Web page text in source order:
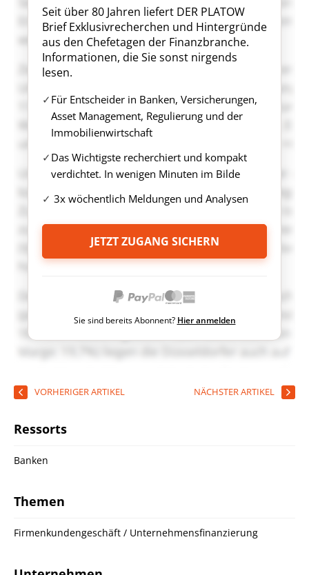
Seit über 80 Jahren liefert DER PLATOW
Brief Exklusivrecherchen und Hintergründe
aus den Chefetagen der Finanzbranche.
Informationen, die Sie sonst nirgends
lesen.
Für Entscheider in Banken, Versicherungen,
Asset Management, Regulierung und der
Immobilienwirtschaft
Das Wichtigste recherchiert und kompakt
verdichtet. In wenigen Minuten im Bilde
3x wöchentlich Meldungen und Analysen
JETZT ZUGANG SICHERN
Sie sind bereits Abonnent? Hier anmelden
VORHERIGER ARTIKEL NÄCHSTER ARTIKEL
Ressorts
Banken
Themen
Firmenkundengeschäft / Unternehmensfinanzierung